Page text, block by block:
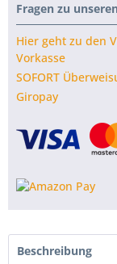
Fragen zu
Hier geht zu den
Vorkasse
SOFORT
Giropay
Beschreibung